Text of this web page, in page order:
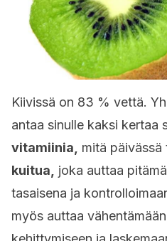
Kiivissä on 83 % vettä.
antaa sinulle kaksi kertaa
vitamiinia,
mitä päivässä
kuitua,
joka auttaa
tasaisena ja
myös auttaa